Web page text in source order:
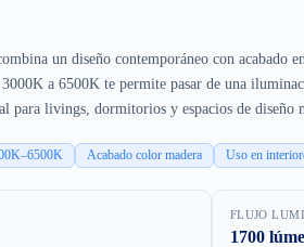
un diseño contemporáneo con acabado
a 6500K te permite pasar de una
para livings, dormitorios y espacios de diseño
Acabado color madera Uso en
FLUJO
1700